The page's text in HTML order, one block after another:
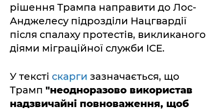
рішення Трампа направити до Лос-
Анджелесу підрозділи Нацгвардії
після спалаху протестів, викликаного
діями міграційної служби ICE.
У тексті скарги зазначається, що
Трамп "неодноразово використав
надзвичайні повноваження, щоб